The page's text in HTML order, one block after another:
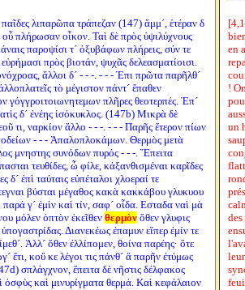
λιπαρῶπα τράπεζαν (147) ἄμμ´, ἑτέραν δ
οὗ πλήρωσαν οἶκον. Ταὶ δὲ πρὸς ὑψιλύχνους
παροψίσι τ´ ὀξυβάφων πλήρεις, σύν τε
πρὸς βιοτάν, ψυχᾶς δελεασματίοισι.
ἄλλοι δ´ - - -. - - - Ἐπι πρῶτα παρῆλθ´
τὸ μέγιστον πάντ´ ἔπαθεν
γόγγροιτοιωνητεμων πλῆρες θεοτερπές. Ἐπ´
δ´ ἐνέης ἰσόκυκλος. (147b) Μικρὰ δὲ
τι, ναρκίον ἄλλο - - -. - - - Παρῆς ἕτερον πίων
- - - Ἀπαλοπλοκάμων. Θερμὸς μετὰ
μνηστης συνόδων πυρός - - -. Ἔπειτα
τευθίδες, ὦ φίλε, κἀξανθισμέναι καρῖδες
ἐπὶ ταύταις εὐπέταλοι χλοεραί τε
βύσται μέγαθος κακὰ κακκάβου γλυκυου
γ´ ἐμὶν καὶ τίν, σαφ´ οἶδα. Εσταδα ναὶ μὰ
μόλεν ὀπτὸν ἐκεῖθενθερμὸνὅθεν γλυφις
Διανεκέως ἐπαμυν εἴπερ ἐμίν τε
Ἀλλ´ ὅθεν ἐλλίπομεν, θοίνα παρέης· ὅτε
ἔτι, κοὔ κε λέγοι τις πάνθ´ ἃ παρῆν ἐτύμως
σπλάγχνον, ἔπειτα δὲ νῆστις δέλφακος
ὀσφὺς καὶ μινυρίγματα θερμά. Καὶ κεφάλαιον
en
!
un